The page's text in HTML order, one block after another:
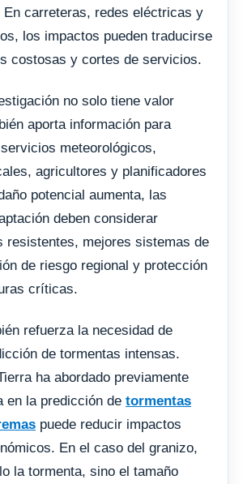
En carreteras, redes eléctricas y
los impactos pueden traducirse
costosas y cortes de servicios.
no solo tiene valor
aporta información para
meteorológicos,
agricultores y planificadores
potencial aumenta, las
deben considerar
resistentes, mejores sistemas de
de riesgo regional y protección
críticas.
refuerza la necesidad de
de tormentas intensas.
ha abordado previamente
en la predicción de tormentas
puede reducir impactos
En el caso del granizo,
la tormenta, sino el tamaño